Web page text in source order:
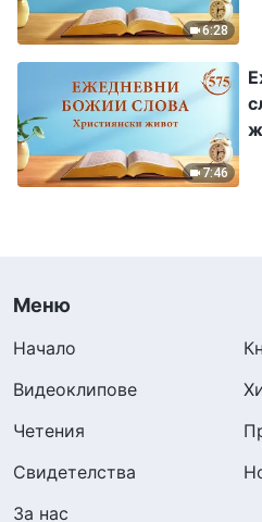
6:28
7:46
Меню
Начало
Видеоклипове
Четения
Свидетелства
За нас